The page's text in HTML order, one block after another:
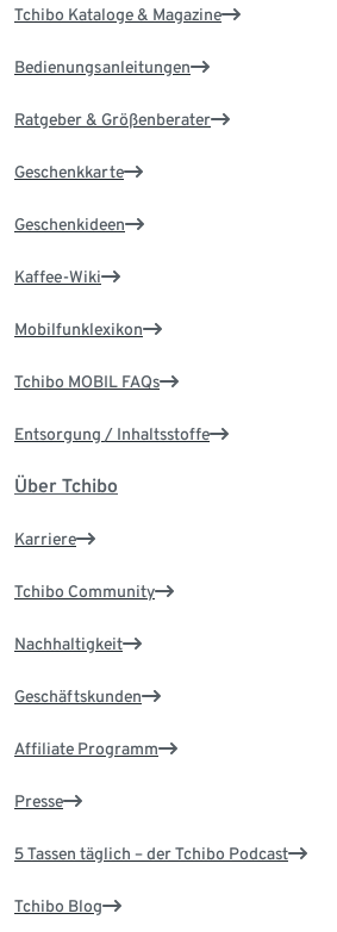
Tchibo Kataloge & Magazine
Bedienungsanleitungen
Ratgeber & Größenberater
Geschenkkarte
Geschenkideen
Kaffee-Wiki
Mobilfunklexikon
Tchibo MOBIL FAQs
Entsorgung / Inhaltsstoffe
Über Tchibo
Karriere
Tchibo Community
Nachhaltigkeit
Geschäftskunden
Affiliate Programm
Presse
5 Tassen täglich – der Tchibo Podcast
Tchibo Blog